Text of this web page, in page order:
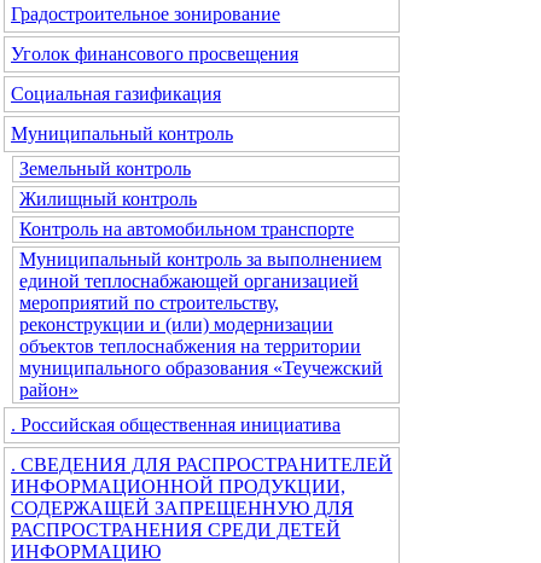
Градостроительное зонирование
Уголок финансового просвещения
Социальная газификация
Муниципальный контроль
Земельный контроль
Жилищный контроль
Контроль на автомобильном транспорте
Муниципальный контроль за выполнением
единой теплоснабжающей организацией
мероприятий по строительству,
реконструкции и (или) модернизации
объектов теплоснабжения на территории
муниципального образования «Теучежский
район»
. Российская общественная инициатива
. СВЕДЕНИЯ ДЛЯ РАСПРОСТРАНИТЕЛЕЙ
ИНФОРМАЦИОННОЙ ПРОДУКЦИИ,
СОДЕРЖАЩЕЙ ЗАПРЕЩЕННУЮ ДЛЯ
РАСПРОСТРАНЕНИЯ СРЕДИ ДЕТЕЙ
ИНФОРМАЦИЮ